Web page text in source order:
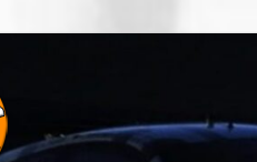
El Motor